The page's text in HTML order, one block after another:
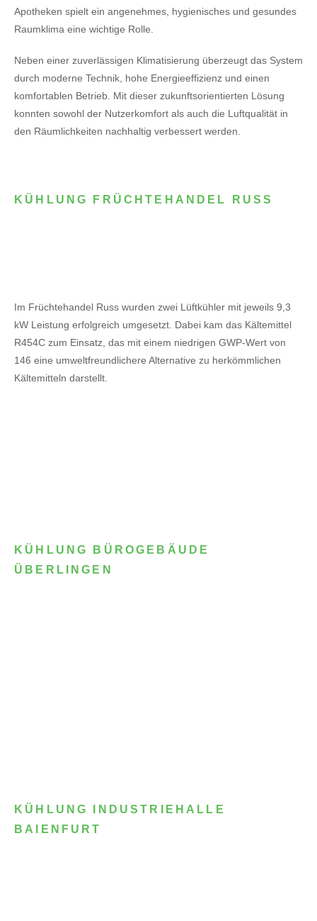
Apotheken spielt ein angenehmes, hygienisches und gesundes
Raumklima eine wichtige Rolle.
Neben einer zuverlässigen Klimatisierung überzeugt das System
durch moderne Technik, hohe Energieeffizienz und einen
komfortablen Betrieb. Mit dieser zukunftsorientierten Lösung
konnten sowohl der Nutzerkomfort als auch die Luftqualität in
den Räumlichkeiten nachhaltig verbessert werden.
KÜHLUNG FRÜCHTEHANDEL RUSS
Im Früchtehandel Russ wurden zwei Lüftkühler mit jeweils 9,3
kW Leistung erfolgreich umgesetzt. Dabei kam das Kältemittel
R454C zum Einsatz, das mit einem niedrigen GWP-Wert von
146 eine umweltfreundlichere Alternative zu herkömmlichen
Kältemitteln darstellt.
KÜHLUNG BÜROGEBÄUDE
ÜBERLINGEN
KÜHLUNG INDUSTRIEHALLE
BAIENFURT